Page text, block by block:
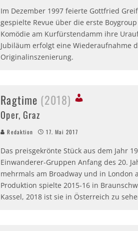
Im Dezember 1997 feierte Gottfried
gespielte Revue über die erste
Komödie am Kurfürstendamm ihre
Jubiläum erfolgt eine Wiederaufnahme
Originalinszenierung.
Ragtime (2018)
Oper, Graz
Redaktion 17. Mai 2017
Das preisgekrönte Stück aus dem Jahr
Einwanderer-Gruppen Anfang des 20.
mehrmals am Broadway und in London
Produktion spielte 2015-16 in
Kassel, 2018 ist sie in Österreich zu